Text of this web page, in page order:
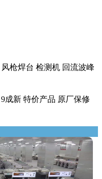
风枪焊台 检测机 回流波峰
9成新 特价产品 原厂保修